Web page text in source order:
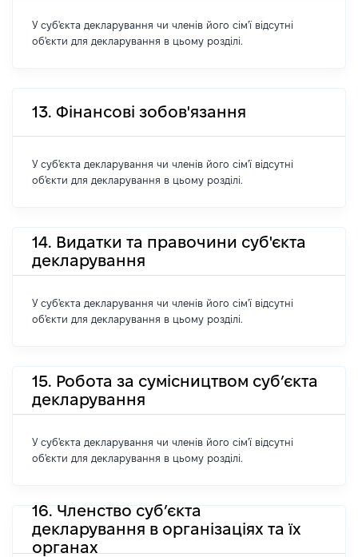
У суб'єкта декларування чи членів його сім'ї відсутні
об'єкти для декларування в цьому розділі.
13. Фінансові зобов'язання
У суб'єкта декларування чи членів його сім'ї відсутні
об'єкти для декларування в цьому розділі.
14. Видатки та правочини суб'єкта
декларування
У суб'єкта декларування чи членів його сім'ї відсутні
об'єкти для декларування в цьому розділі.
15. Робота за сумісництвом суб’єкта
декларування
У суб'єкта декларування чи членів його сім'ї відсутні
об'єкти для декларування в цьому розділі.
16. Членство суб’єкта
декларування в організаціях та їх
органах